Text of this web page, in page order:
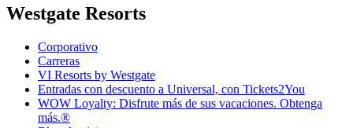
Westgate Resorts
Corporativo
Carreras
VI Resorts by Westgate
Entradas con descuento a Universal, con Tickets2You
WOW Loyalty: Disfrute más de sus vacaciones. Obtenga
más.®